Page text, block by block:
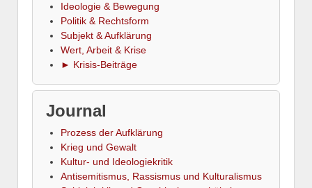
Ideologie & Bewegung
Politik & Rechtsform
Subjekt & Aufklärung
Wert, Arbeit & Krise
► Krisis-Beiträge
Journal
Prozess der Aufklärung
Krieg und Gewalt
Kultur- und Ideologiekritik
Antisemitismus, Rassismus und Kulturalismus